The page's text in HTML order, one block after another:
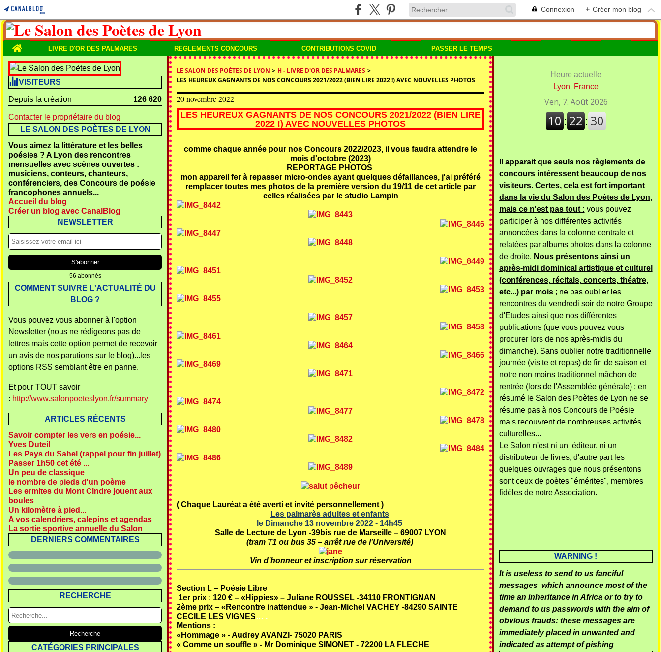
Connexion + Créer mon blog
Home
LIVRE D'OR DES PALMARES REGLEMENTS CONCOURS CONTRIBUTIONS COVID PASSER LE TEMPS
VISITEURS
Depuis la création 126 620
Contacter le propriétaire du blog
LE SALON DES POÈTES DE LYON
Vous aimez la littérature et les belles
poésies ? A Lyon des rencontres
mensuelles avec scènes ouvertes :
musiciens, conteurs, chanteurs,
conférenciers, des Concours de poésie
francophones annuels...
Accueil du blog
Créer un blog avec CanalBlog
NEWSLETTER
56 abonnés
COMMENT SUIVRE L'ACTUALITÉ DU
BLOG ?
Vous pouvez vous abonner à l'option
Newsletter (nous ne rédigeons pas de
lettres mais cette option permet de recevoir
un avis de nos parutions sur le blog)...les
options RSS semblant être en panne.
Et pour TOUT savoir
: http://www.salonpoeteslyon.fr/summary
ARTICLES RÉCENTS
Savoir compter les vers en poésie...
Yves Duteil
Les Pays du Sahel (rappel pour fin juillet)
Passer 1h50 cet été ...
Un peu de classique
le nombre de pieds d'un poème
Les ermites du Mont Cindre jouent aux
boules
Un kilomètre à pied...
A vos calendriers, calepins et agendas
La sortie sportive annuelle du Salon
DERNIERS COMMENTAIRES
RECHERCHE
CATÉGORIES PRINCIPALES
LE SALON DES POÈTES DE LYON > H - LIVRE D'OR DES PALMARES >
LES HEUREUX GAGNANTS DE NOS CONCOURS 2021/2022 (BIEN LIRE 2022 !) AVEC NOUVELLES PHOTOS
20 novembre 2022
LES HEUREUX GAGNANTS DE NOS CONCOURS 2021/2022 (BIEN LIRE
2022 !) AVEC NOUVELLES PHOTOS
comme chaque année pour nos Concours 2022/2023, il vous faudra attendre le
mois d'octobre (2023)
REPORTAGE PHOTOS
mon appareil fer à repasser micro-ondes ayant quelques défaillances, j'ai préféré
remplacer toutes mes photos de la première version du 19/11 de cet article par
celles réalisées par le studio Lampin
( Chaque Lauréat a été averti et invité personnellement )
Les palmarès adultes et enfants
le Dimanche 13 novembre 2022 - 14h45
Salle de Lecture de Lyon -39bis rue de Marseille – 69007 LYON
(tram T1 ou bus 35 – arrêt rue de l’Université)
Vin d’honneur et inscription sur réservation
Section L – Poésie Libre
1er prix : 120 € – «Hippies» –Juliane ROUSSEL -34110 FRONTIGNAN
2ème prix– «Rencontre inattendue » -Jean-Michel VACHEY -84290 SAINTE
CECILE LES VIGNES… .
Mentions :
«Hommage » -Audrey AVANZI- 75020 PARIS
« Comme un souffle » - Mr Dominique SIMONET - 72200 LA FLECHE
Heure actuelle
Lyon, France
Il apparait que seuls nos règlements de
concours intéressent beaucoup de nos
visiteurs. Certes, cela est fort important
dans la vie du Salon des Poètes de Lyon,
mais ce n'est pas tout : vous pouvez
participer à nos différentes activités
annoncées dans la colonne centrale et
relatées par albums photos dans la colonne
de droite. Nous présentons ainsi un
après-midi dominical artistique et culturel
(conférences, récitals, concerts, théatre,
etc...) par mois ; ne pas oublier les
rencontres du vendredi soir de notre Groupe
d'Etudes ainsi que nos différentes
publications (que vous pouvez vous
procurer lors de nos après-midis du
dimanche). Sans oublier notre traditionnelle
journée (visite et repas) de fin de saison et
notre non moins traditionnel mâchon de
rentrée (lors de l'Assemblée générale) ; en
résumé le Salon des Poètes de Lyon ne se
résume pas à nos Concours de Poésie
mais recouvrent de nombreuses activités
culturelles...
Le Salon n'est ni un éditeur, ni un
distributeur de livres, d'autre part les
quelques ouvrages que nous présentons
sont ceux de poètes "émérites", membres
fidèles de notre Association.
WARNING !
It is useless to send to us fanciful
messages which announce most of the
time an inheritance in Africa or to try to
demand to us passwords with the aim of
obvious frauds: these messages are
immediately placed in unwanted and
indicated as attempt of pishing